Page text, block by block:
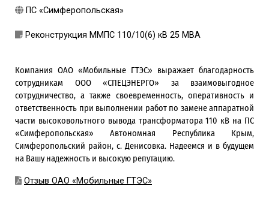
ПС «Симферопольская»
Реконструкция ММПС 110/10(6) кВ 25 МВА
Компания ОАО «Мобильные ГТЭС» выражает благодарность
сотрудникам ООО «СПЕЦЭНЕРГО» за взаимовыгодное
сотрудничество, а также своевременность, оперативность и
ответственность при выполнении работ по замене аппаратной
части высоковольтного вывода трансформатора 110 кВ на ПС
«Симферопольская» Автономная Республика Крым,
Симферопольский район, с. Денисовка. Надеемся и в будущем
на Вашу надежность и высокую репутацию.
Отзыв ОАО «Мобильные ГТЭС»